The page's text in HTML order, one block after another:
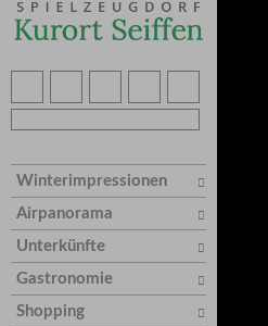
Winterimpressionen
Airpanorama
Unterkünfte
Gastronomie
Shopping